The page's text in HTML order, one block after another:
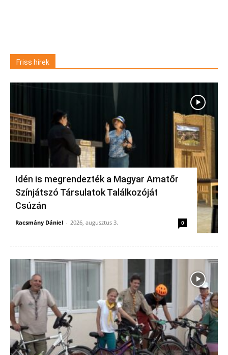
Friss hírek
Idén is megrendezték a Magyar Amatőr
Színjátszó Társulatok Találkozóját
Csúzán
Racsmány Dániel - 2026, augusztus 3. 0